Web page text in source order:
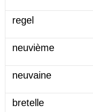
regel
neuvième
neuvaine
bretelle